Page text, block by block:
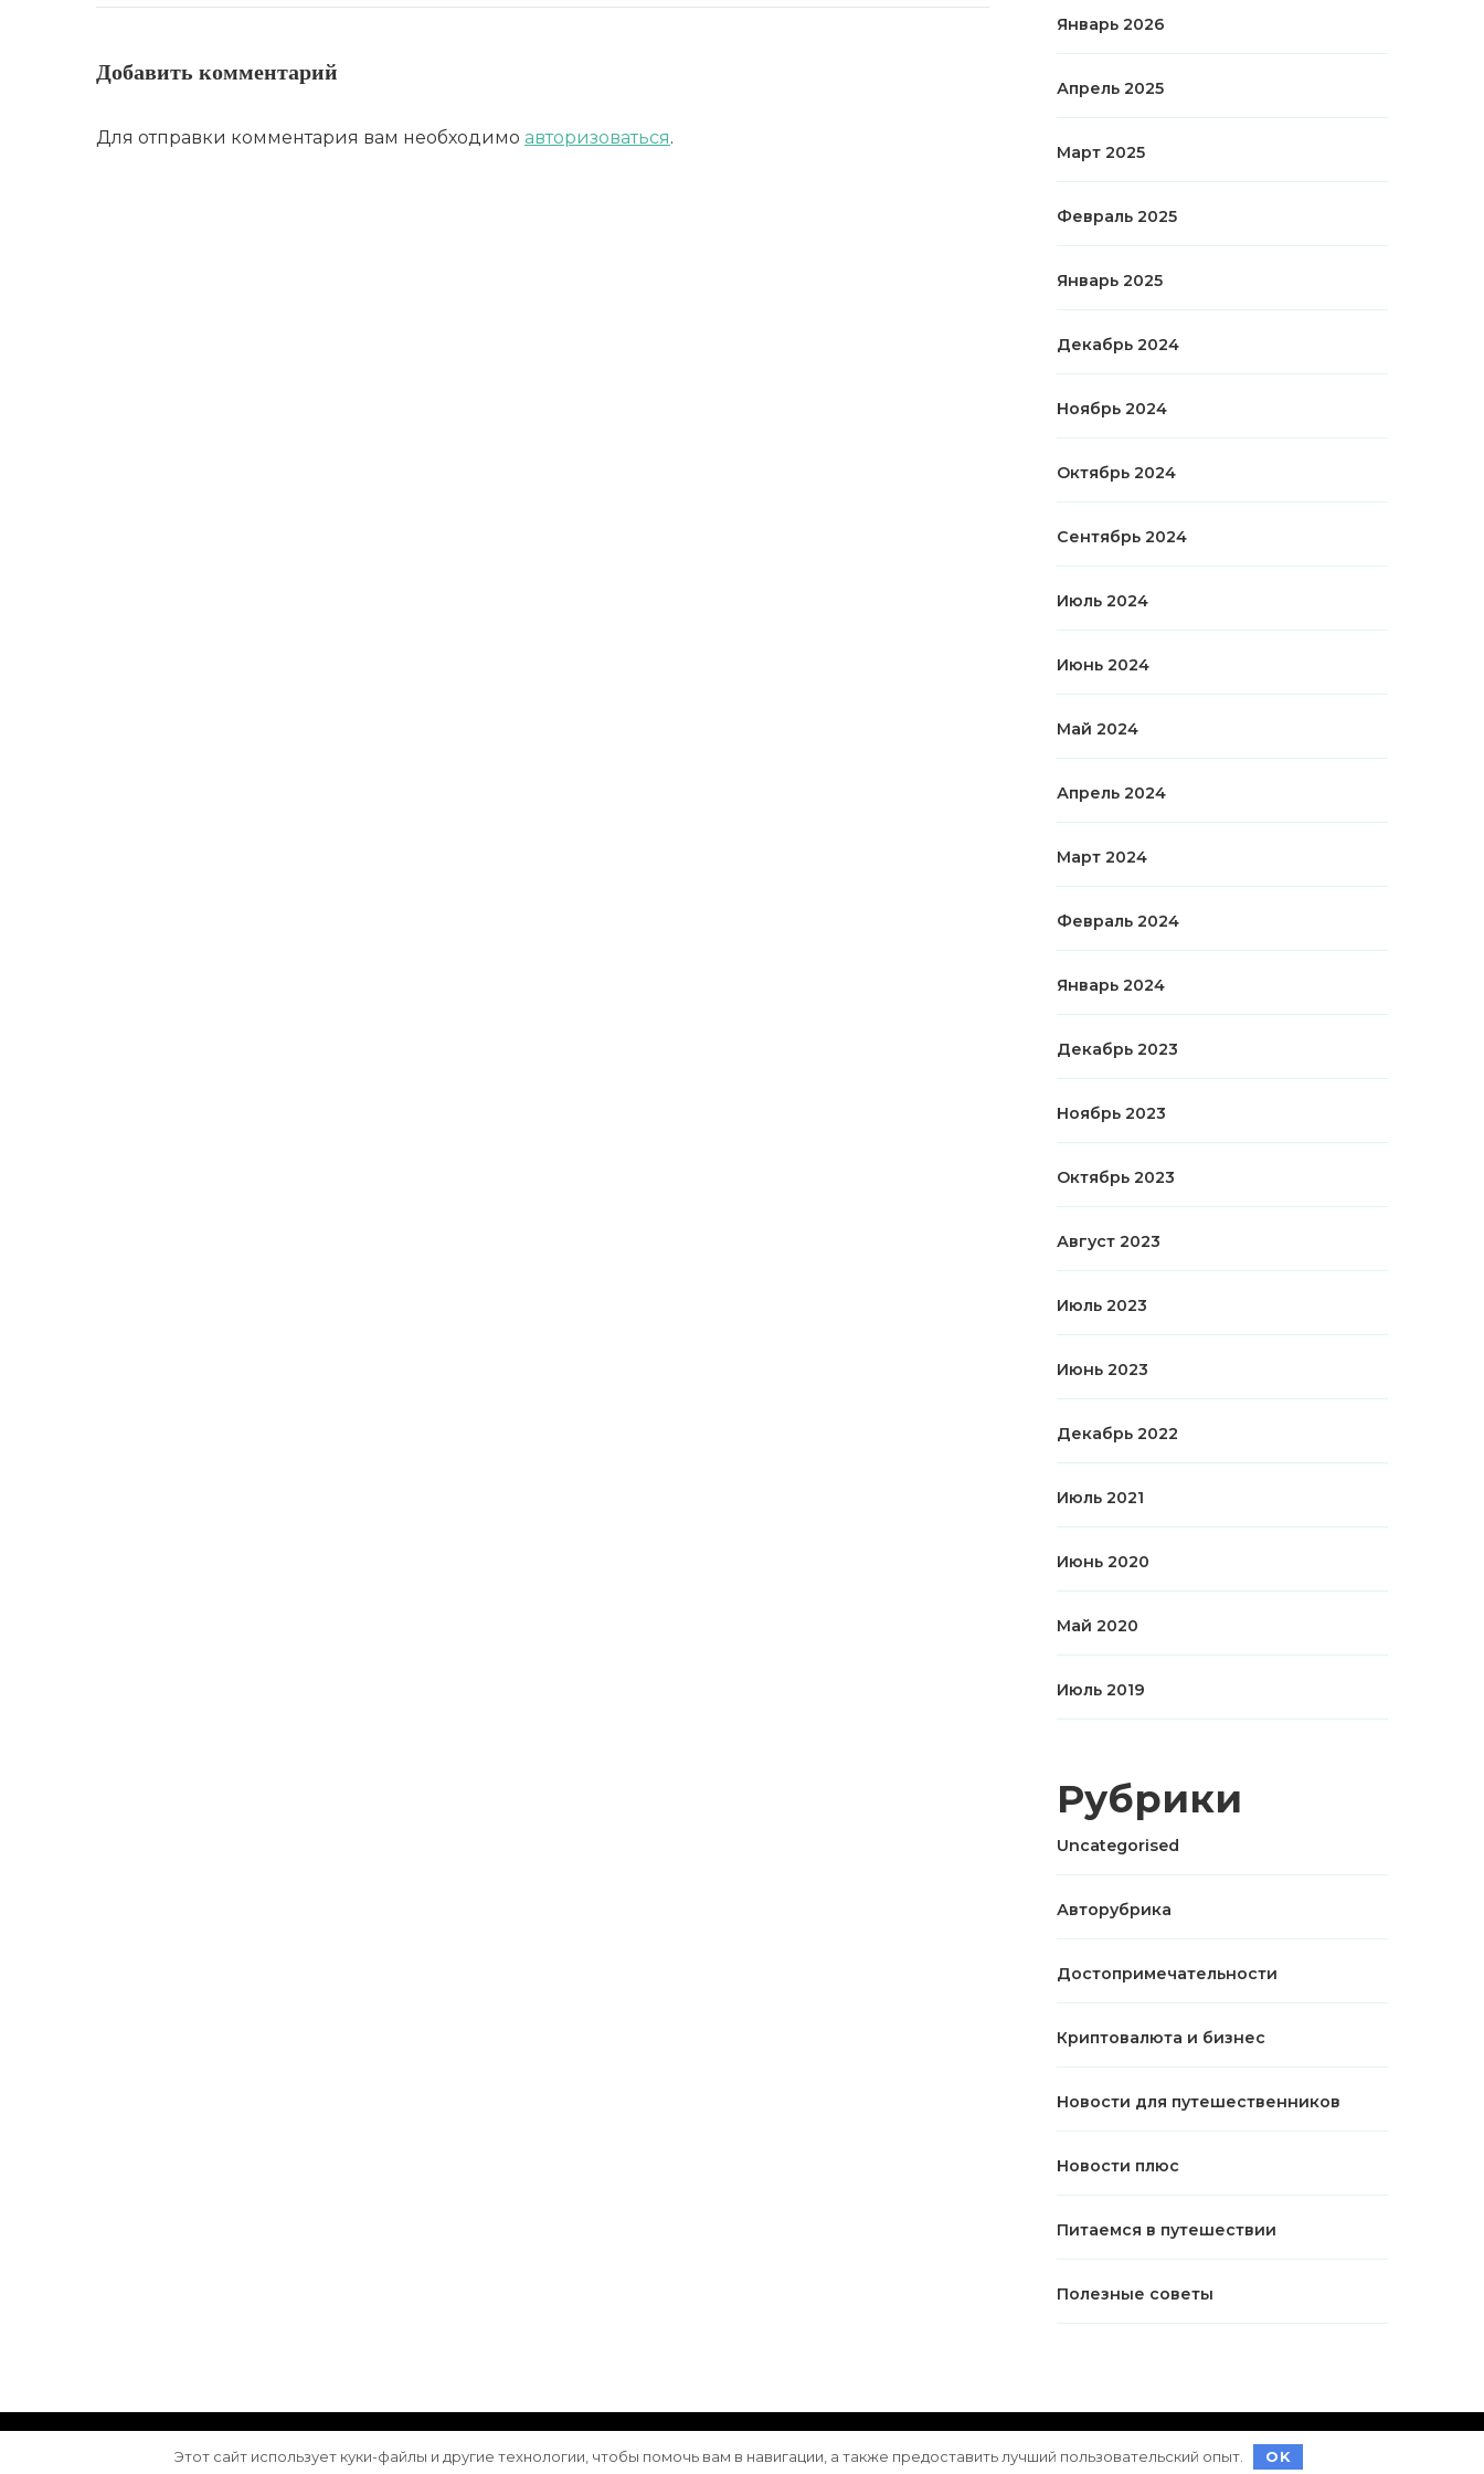
Добавить комментарий
Для отправки комментария вам необходимо авторизоваться.
Январь 2026
Апрель 2025
Март 2025
Февраль 2025
Январь 2025
Декабрь 2024
Ноябрь 2024
Октябрь 2024
Сентябрь 2024
Июль 2024
Июнь 2024
Май 2024
Апрель 2024
Март 2024
Февраль 2024
Январь 2024
Декабрь 2023
Ноябрь 2023
Октябрь 2023
Август 2023
Июль 2023
Июнь 2023
Декабрь 2022
Июль 2021
Июнь 2020
Май 2020
Июль 2019
Рубрики
Uncategorised
Авторубрика
Достопримечательности
Криптовалюта и бизнес
Новости для путешественников
Новости плюс
Питаемся в путешествии
Полезные советы
© Авторское право 2026 . Все права защищены. Vilva | Разработана WordPress
Этот сайт использует куки-файлы и другие технологии, чтобы помочь вам в навигации, а также предоставить лучший пользовательский опыт. OK